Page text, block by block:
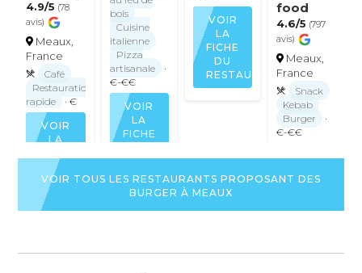
4.9/5 (78
avis)
Meaux,
France
Café
Restauration
rapide
· €
VOIR
LA
DU
RESTAURANT
bois
Cuisine
italienne
Pizza
artisanale
·
€-€€
VOIR
LA
FICHE
RESTAURANT
VOIR
LA
FICHE
DU
RESTAURANT
food
4.6/5 (797
avis)
Meaux,
France
Snack
Kebab
Burger
·
€-€€
VOIR
FICHE
VOIR TOUS LES RESTAURANTS PROPOSANT DES
BURGER À MEAUX